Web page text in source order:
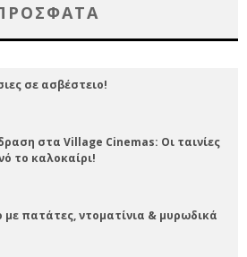
σε ασβέστειο!
στα Village Cinemas: Οι ταινίες
το καλοκαίρι!
πατάτες, ντοματίνια & μυρωδικά